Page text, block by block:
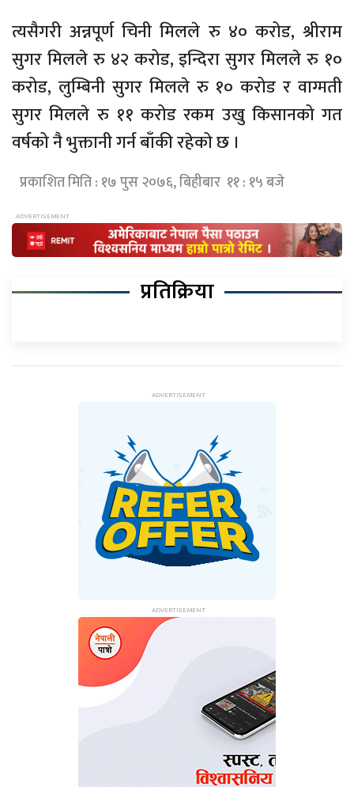
त्यसैगरी अन्नपूर्ण चिनी मिलले रु ४० करोड, श्रीराम
सुगर मिलले रु ४२ करोड, इन्दिरा सुगर मिलले रु १०
करोड, लुम्बिनी सुगर मिलले रु १० करोड र वाग्मती
सुगर मिलले रु ११ करोड रकम उखु किसानको गत
वर्षको नै भुक्तानी गर्न बाँकी रहेको छ ।
प्रकाशित मिति : १७ पुस २०७६, बिहीबार ११ : १५ बजे
प्रतिक्रिया